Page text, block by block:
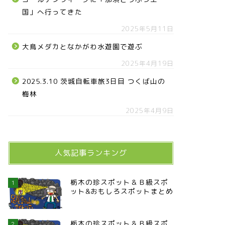
国」へ行ってきた
2025年5月11日
大鳥メダカとなかがわ水遊園で遊ぶ
2025年4月19日
2025.3.10 茨城自転車旅3日目 つくば山の
梅林
2025年4月9日
人気記事ランキング
1
栃木の珍スポット＆Ｂ級スポ
ット&おもしろスポットまとめ